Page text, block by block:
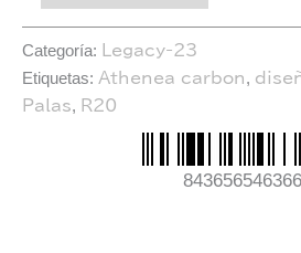
Categoría: Legacy-23
Etiquetas: Athenea carbon ,
Palas, R20